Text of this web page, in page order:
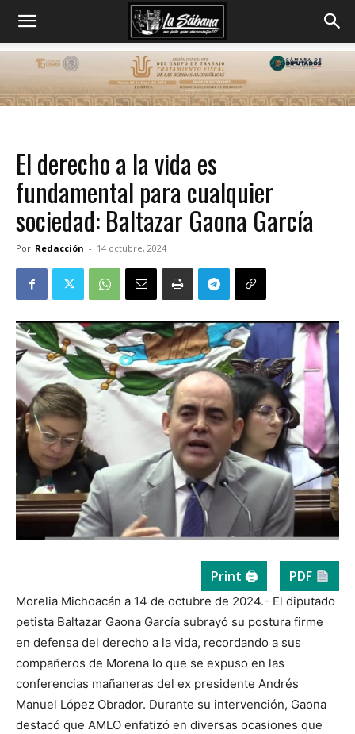
El derecho a la vida es
fundamental para cualquier
sociedad: Baltazar Gaona García
Por Redacción - 14 octubre, 2024
Print 🖨 PDF
Morelia Michoacán a 14 de octubre de 2024.- El diputado
petista Baltazar Gaona García subrayó su postura firme
en defensa del derecho a la vida, recordando a sus
compañeros de Morena lo que se expuso en las
conferencias mañaneras del ex presidente Andrés
Manuel López Obrador. Durante su intervención, Gaona
destacó que AMLO enfatizó en diversas ocasiones que